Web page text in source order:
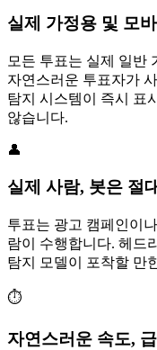
실제 가정용 및 모
모든 투표는 실제 일반
자연스러운 투표자가
탐지 시스템이 즉시 표
않습니다.
👤
실제 사람, 봇은 절
투표는 광고 캠페인이
람이 수행합니다. 헤드
탐지 모델이 포착할 만
⏱️
자연스러운 속도,